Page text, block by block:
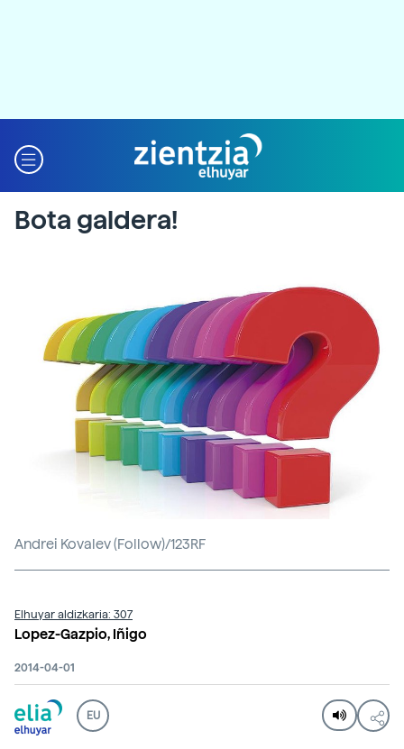
Bota galdera!
Andrei Kovalev (Follow)/123RF
Elhuyar aldizkaria: 307
Lopez-Gazpio, Iñigo
2014-04-01
EU